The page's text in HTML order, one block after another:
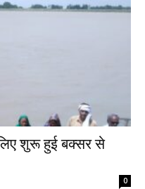
शुरू हुई बक्सर से
0